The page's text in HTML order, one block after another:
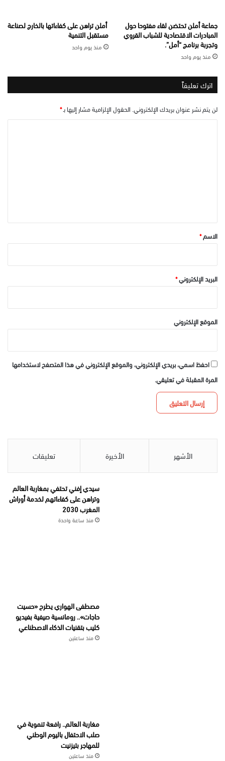
جماعة أملن تحتضن لقاء مفتوحا حول
المبادرات الاقتصادية للشباب القروي
وتجربة برنامج “أمل”.
منذ يوم واحد
أملن تراهن على كفاءاتها بالخارج لصناعة
مستقبل التنمية
منذ يوم واحد
اترك تعليقاً
لن يتم نشر عنوان بريدك الإلكتروني. الحقول الإلزامية مشار إليها بـ*
*الاسم*
البريد الإلكتروني*
الموقع الإلكتروني
احفظ اسمي، بريدي الإلكتروني، والموقع الإلكتروني في هذا المتصفح لاستخدامها
المرة المقبلة في تعليقي.
الأشهر الأخيرة تعليقات
سيدي إفني تحتفي بمغاربة العالم
وتراهن على كفاءاتهم لخدمة أوراش
المغرب 2030
منذ ساعة واحدة
مصطفى الهواري يطرح «حسيت
حاجات».. رومانسية صيفية بفيديو
كليب بتقنيات الذكاء الاصطناعي
منذ ساعتين
مغاربة العالم.. رافعة تنموية في
صلب الاحتفال باليوم الوطني
للمهاجر بتيزنيت
منذ ساعتين